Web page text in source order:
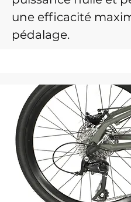
une efficacité
pédalage.